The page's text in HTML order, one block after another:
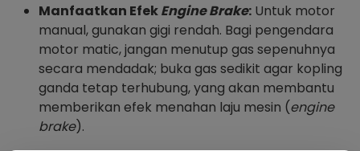
Manfaatkan EfekEngine Brake: Untuk motor
manual, gunakan gigi rendah. Bagi pengendara
motor matic, jangan menutup gas sepenuhnya
secara mendadak; buka gas sedikit agar kopling
ganda tetap terhubung, yang akan membantu
memberikan efek menahan laju mesin (engine
brake).